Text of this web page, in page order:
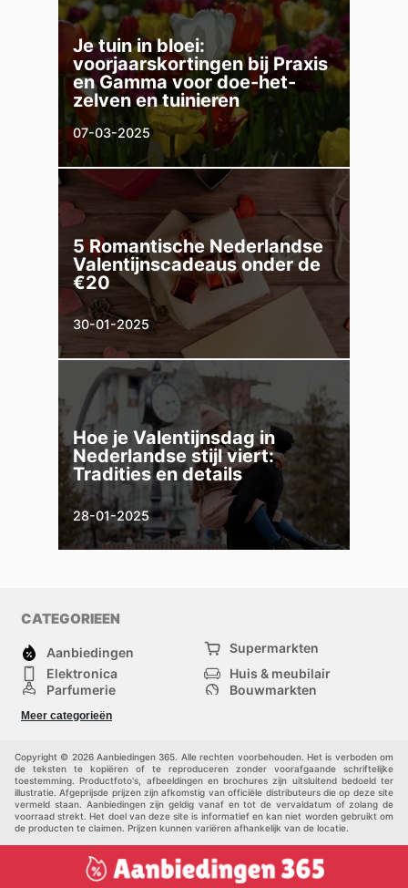
Je tuin in bloei:
voorjaarskortingen bij Praxis
en Gamma voor doe-het-
zelven en tuinieren
07-03-2025
5 Romantische Nederlandse
Valentijnscadeaus onder de
€20
30-01-2025
Hoe je Valentijnsdag in
Nederlandse stijl viert:
Tradities en details
28-01-2025
CATEGORIEEN
Aanbiedingen
Supermarkten
Elektronica
Huis & meubilair
Parfumerie
Bouwmarkten
Kinderen
Meer categorieën
Copyright © 2026 Aanbiedingen 365. Alle rechten voorbehouden. Het is verboden om
de teksten te kopiëren of te reproduceren zonder voorafgaande schriftelijke
toestemming. Productfoto's, afbeeldingen en brochures zijn uitsluitend bedoeld ter
illustratie. Afgeprijsde prijzen zijn afkomstig van officiële distributeurs die op deze site
vermeld staan. Aanbiedingen zijn geldig vanaf en tot de vervaldatum of zolang de
voorraad strekt. Het doel van deze site is informatief en kan niet worden gebruikt om
de producten te claimen. Prijzen kunnen variëren afhankelijk van de locatie.